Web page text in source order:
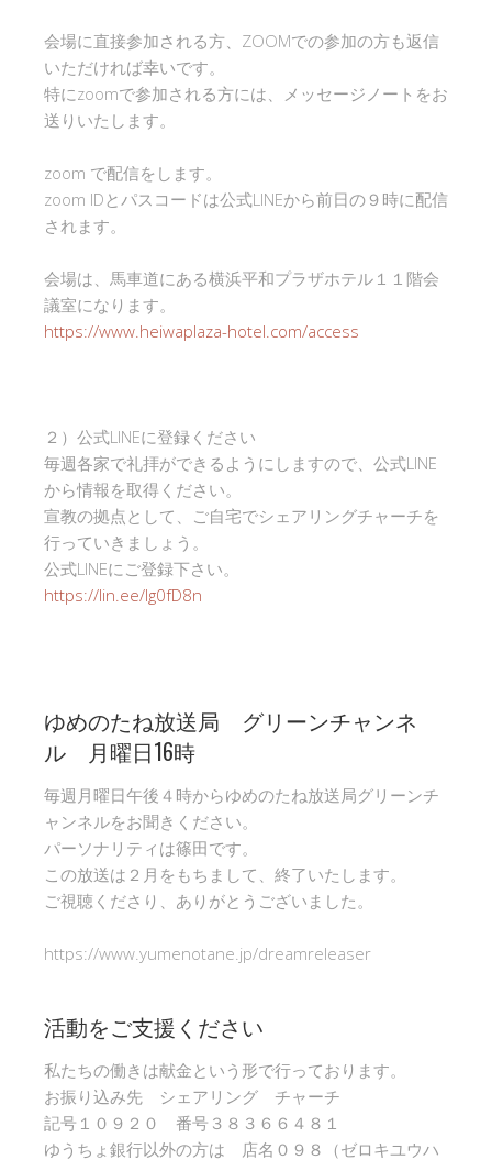
会場に直接参加される方、ZOOMでの参加の方も返信
いただければ幸いです。
特にzoomで参加される方には、メッセージノートをお
送りいたします。
zoom で配信をします。
zoom IDとパスコードは公式LINEから前日の９時に配信
されます。
会場は、馬車道にある横浜平和プラザホテル１１階会
議室になります。
https://www.heiwaplaza-hotel.com/access
２）公式LINEに登録ください
毎週各家で礼拝ができるようにしますので、公式LINE
から情報を取得ください。
宣教の拠点として、ご自宅でシェアリングチャーチを
行っていきましょう。
公式LINEにご登録下さい。
https://lin.ee/Ig0fD8n
ゆめのたね放送局 グリーンチャンネ
ル 月曜日16時
毎週月曜日午後４時からゆめのたね放送局グリーンチ
ャンネルをお聞きください。
パーソナリティは篠田です。
この放送は２月をもちまして、終了いたします。
ご視聴くださり、ありがとうございました。
https://www.yumenotane.jp/dreamreleaser
活動をご支援ください
私たちの働きは献金という形で行っております。
お振り込み先 シェアリング チャーチ
記号１０９２０ 番号３８３６６４８１
ゆうちょ銀行以外の方は 店名０９８（ゼロキユウハ